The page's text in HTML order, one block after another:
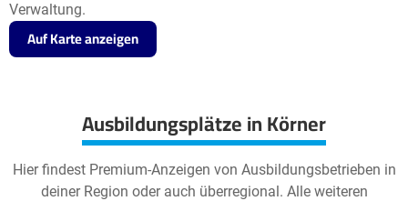
Verwaltung.
Auf Karte anzeigen
Ausbildungsplätze in Körner
Hier findest Premium-Anzeigen von Ausbildungsbetrieben in
deiner Region oder auch überregional. Alle weiteren